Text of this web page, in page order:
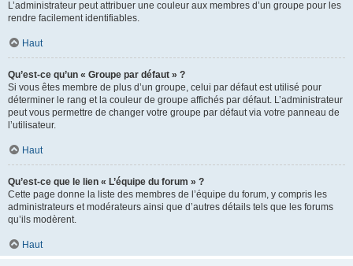
L’administrateur peut attribuer une couleur aux membres d’un groupe pour les
rendre facilement identifiables.
Haut
Qu’est-ce qu’un « Groupe par défaut » ?
Si vous êtes membre de plus d’un groupe, celui par défaut est utilisé pour
déterminer le rang et la couleur de groupe affichés par défaut. L’administrateur
peut vous permettre de changer votre groupe par défaut via votre panneau de
l’utilisateur.
Haut
Qu’est-ce que le lien « L’équipe du forum » ?
Cette page donne la liste des membres de l’équipe du forum, y compris les
administrateurs et modérateurs ainsi que d’autres détails tels que les forums
qu’ils modèrent.
Haut